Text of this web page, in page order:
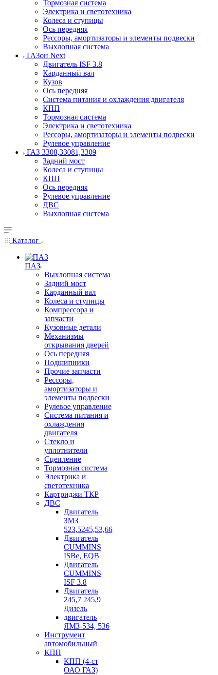
Тормозная система
Электрика и светотехника
Колеса и ступицы
Ось передняя
Рессоры, амортизаторы и элементы подвески
Выхлопная система
ГАЗон Next
Двигатель ISF 3.8
Карданный вал
Кузов
Ось передняя
Система питания и охлаждения двигателя
КПП
Тормозная система
Электрика и светотехника
Рессоры, амортизаторы и элементы подвески
Рулевое управление
ГАЗ 3308,33081,3309
Задний мост
Колеса и ступицы
КПП
Ось передняя
Рулевое управление
ДВС
Выхлопная система
Каталог
ПАЗ
Выхлопная система
Задний мост
Карданный вал
Колеса и ступицы
Компрессора и
запчасти
Кузовные детали
Механизмы
открывания дверей
Ось передняя
Подшипники
Прочие запчасти
Рессоры,
амортизаторы и
элементы подвески
Рулевое управление
Система питания и
охлаждения
двигателя
Стекло и
уплотнители
Сцепление
Тормозная система
Электрика и
светотехника
Картриджи ТКР
ДВС
Двигатель
ЗМЗ
523,5245,53,66
Двигатель
CUMMINS
ISBe, EQB
Двигатель
CUMMINS
ISF 3.8
Двигатель
245,7 245,9
Дизель
двигатель
ЯМЗ-534, 536
Инструмент
автомобильный
КПП
КПП (4-ст
ОАО ГАЗ)